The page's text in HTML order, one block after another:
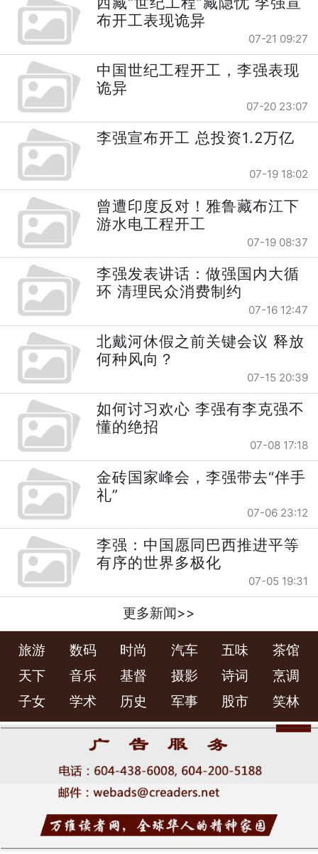
布开工表现诡异
07-21 09:27
中国世纪工程开工，李强表现
诡异
07-20 23:07
李强宣布开工 总投资1.2万亿
07-19 18:02
曾遭印度反对！雅鲁藏布江下
游水电工程开工
07-19 08:37
李强发表讲话：做强国内大循
环 清理民众消费制约
07-16 12:47
北戴河休假之前关键会议 释放
何种风向？
07-15 20:39
如何讨习欢心 李强有李克强不
懂的绝招
07-08 17:18
金砖国家峰会，李强带去“伴手
礼”
07-06 23:12
李强：中国愿同巴西推进平等
有序的世界多极化
07-05 19:31
更多新闻>>
旅游 数码 时尚 汽车 五味
茶馆
天下
音乐 基督 摄影 诗词
烹调
子女
学术 历史 军事 股市 笑林